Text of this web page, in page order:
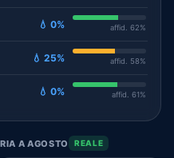
💧 0% affid. 62%
💧 25% affid. 58%
💧 0% affid. 61%
A AGOSTO REALE